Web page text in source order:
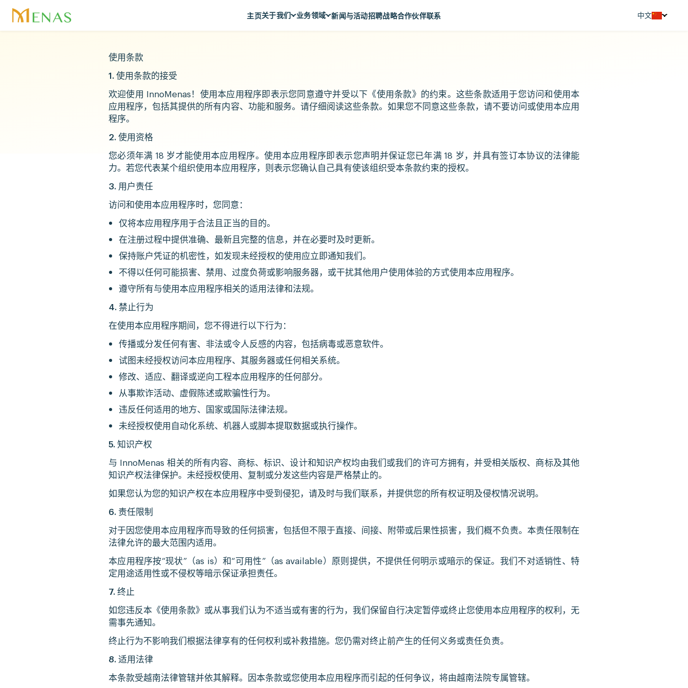
主页关于我们
社会责任
业务领域
化妆品与香水
新闻与活动招聘战略合作伙伴联系 中文
使用条款
1. 使用条款的接受
欢迎使用 InnoMenas！使用本应用程序即表示您同意遵守并受以下《使用条款》的约束。这些条款适用于您访问和使用本
应用程序，包括其提供的所有内容、功能和服务。请仔细阅读这些条款。如果您不同意这些条款，请不要访问或使用本应用
程序。
2. 使用资格
您必须年满 18 岁才能使用本应用程序。使用本应用程序即表示您声明并保证您已年满 18 岁，并具有签订本协议的法律能
力。若您代表某个组织使用本应用程序，则表示您确认自己具有使该组织受本条款约束的授权。
3. 用户责任
访问和使用本应用程序时，您同意：
仅将本应用程序用于合法且正当的目的。
在注册过程中提供准确、最新且完整的信息，并在必要时及时更新。
保持账户凭证的机密性，如发现未经授权的使用应立即通知我们。
不得以任何可能损害、禁用、过度负荷或影响服务器，或干扰其他用户使用体验的方式使用本应用程序。
遵守所有与使用本应用程序相关的适用法律和法规。
4. 禁止行为
在使用本应用程序期间，您不得进行以下行为：
传播或分发任何有害、非法或令人反感的内容，包括病毒或恶意软件。
试图未经授权访问本应用程序、其服务器或任何相关系统。
修改、适应、翻译或逆向工程本应用程序的任何部分。
从事欺诈活动、虚假陈述或欺骗性行为。
违反任何适用的地方、国家或国际法律法规。
未经授权使用自动化系统、机器人或脚本提取数据或执行操作。
5. 知识产权
与 InnoMenas 相关的所有内容、商标、标识、设计和知识产权均由我们或我们的许可方拥有，并受相关版权、商标及其他
知识产权法律保护。未经授权使用、复制或分发这些内容是严格禁止的。
如果您认为您的知识产权在本应用程序中受到侵犯，请及时与我们联系，并提供您的所有权证明及侵权情况说明。
6. 责任限制
对于因您使用本应用程序而导致的任何损害，包括但不限于直接、间接、附带或后果性损害，我们概不负责。本责任限制在
法律允许的最大范围内适用。
本应用程序按“现状”（as is）和“可用性”（as available）原则提供，不提供任何明示或暗示的保证。我们不对适销性、特
定用途适用性或不侵权等暗示保证承担责任。
7. 终止
如您违反本《使用条款》或从事我们认为不适当或有害的行为，我们保留自行决定暂停或终止您使用本应用程序的权利，无
需事先通知。
终止行为不影响我们根据法律享有的任何权利或补救措施。您仍需对终止前产生的任何义务或责任负责。
8. 适用法律
本条款受越南法律管辖并依其解释。因本条款或您使用本应用程序而引起的任何争议，将由越南法院专属管辖。